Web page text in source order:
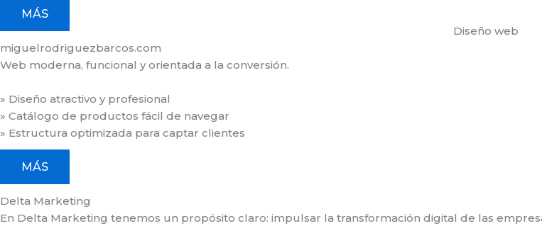
MÁS
Diseño web
miguelrodriguezbarcos.com
Web moderna, funcional y orientada a la conversión.
» Diseño atractivo y profesional
» Catálogo de productos fácil de navegar
» Estructura optimizada para captar clientes
MÁS
Delta Marketing
En Delta Marketing tenemos un propósito claro: impulsar la transformación digital de las